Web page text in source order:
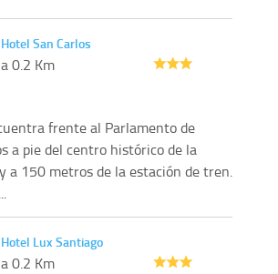
Hotel San Carlos
a 0.2 Km
frente al Parlamento de
a pie del centro histórico de la
a 150 metros de la estación de tren.
Hotel Lux Santiago
a 0.2 Km